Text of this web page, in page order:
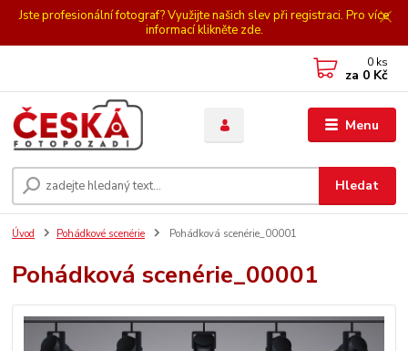
Jste profesionální fotograf? Využijte našich slev při registraci. Pro více
informací klikněte zde.
Menu
Hledat
0 ks
za 0 Kč
Úvod Pohádkové scenérie Pohádková scenérie_00001
Pohádková scenérie_00001